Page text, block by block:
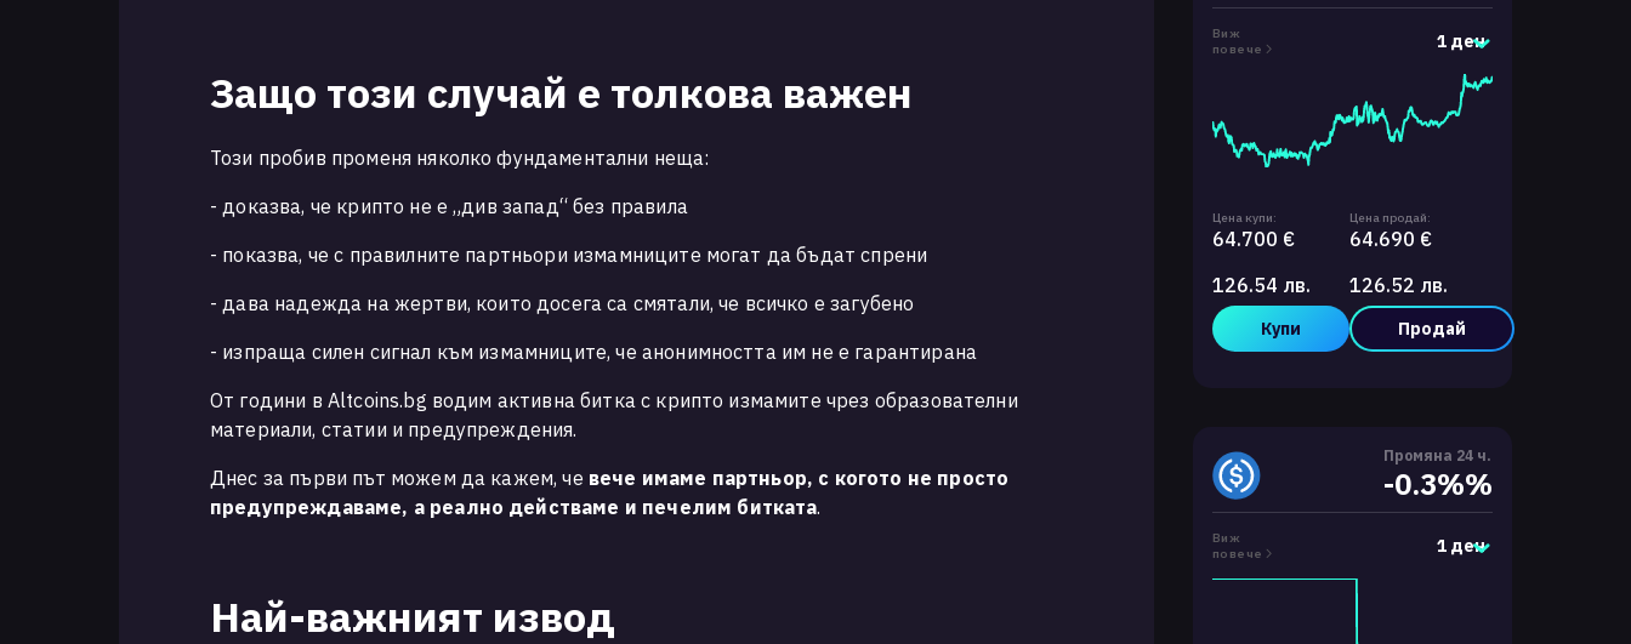
Защо този случай е толкова важен
Този пробив променя няколко фундаментални неща:
- доказва, че крипто не е „див запад“ без правила
- показва, че с правилните партньори измамниците могат да бъдат спрени
- дава надежда на жертви, които досега са смятали, че всичко е загубено
- изпраща силен сигнал към измамниците, че анонимността им не е гарантирана
От години в Altcoins.bg водим активна битка с крипто измамите чрез образователни
материали, статии и предупреждения.
Днес за първи път можем да кажем, че вече имаме партньор, с когото не просто
предупреждаваме, а реално действаме и печелим битката.
Най-важният извод
Виж
повече
1 ден
Цена купи:
64.700 €
126.54 лв.
Купи
Цена продай:
64.690 €
126.52 лв.
Продай
Промяна 24 ч.
-0.3%%
Виж
повече
1 ден